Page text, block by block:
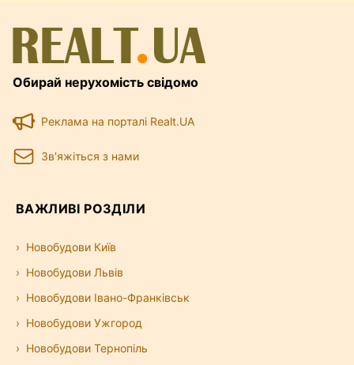
Обирай нерухомість свідомо
Реклама на порталі Realt.UA
Зв'яжіться з нами
ВАЖЛИВІ РОЗДІЛИ
Новобудови Київ
Новобудови Львів
Новобудови Івано-Франківськ
Новобудови Ужгород
Новобудови Тернопіль